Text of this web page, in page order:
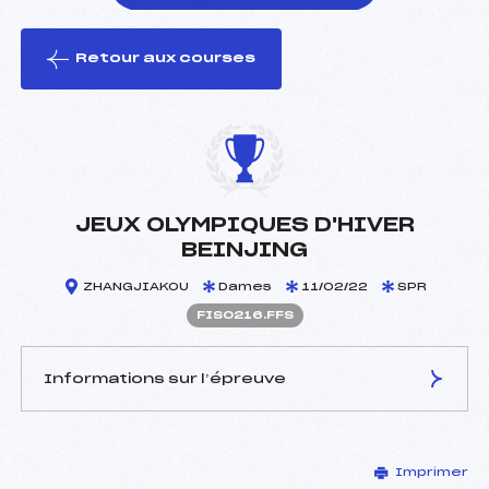
le ski
Retour aux courses
JEUX OLYMPIQUES D'HIVER
BEINJING
ZHANGJIAKOU Dames 11/02/22 SPR
FIS0216.FFS
Informations sur l’épreuve
–
Imprimer